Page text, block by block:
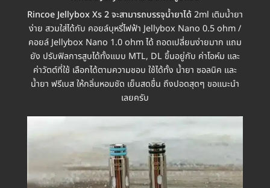
Rincoe Jellybox Xs 2 จะสามารถบรรจุน้ำยาได้2ml เติมน้ำยา
ง่าย สวมใส่ได้กับ คอยล์บุหรี่ไฟฟ้า Jellybox Nano 0.5 ohm /
คอยล์ Jellybox Nano 1.0 ohm ได้ ถอดเปลี่ยนง่ายมาก แถม
ยัง ปรับฟิลการสูบได้ทั้งแบบ MTL, DL ขึ้นอยู่กับ ค่าโอห์ม และ
ค่าวัตต์ที่ใช้ เลือกได้ตามความชอบ ใช้ได้ทั้ง น้ำยา ซอลนิค และ
น้ำยา ฟรีเบส ให้กลิ่นหอมชัด เย็นสดชื่น ถึงปอดสุดๆ ขอแนะนำ
เลยครับ